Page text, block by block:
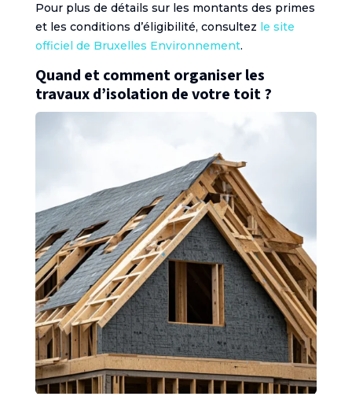
Pour plus de détails sur les montants des primes
et les conditions d’éligibilité, consultez le site
officiel de Bruxelles Environnement.
Quand et comment organiser les
travaux d’isolation de votre toit ?